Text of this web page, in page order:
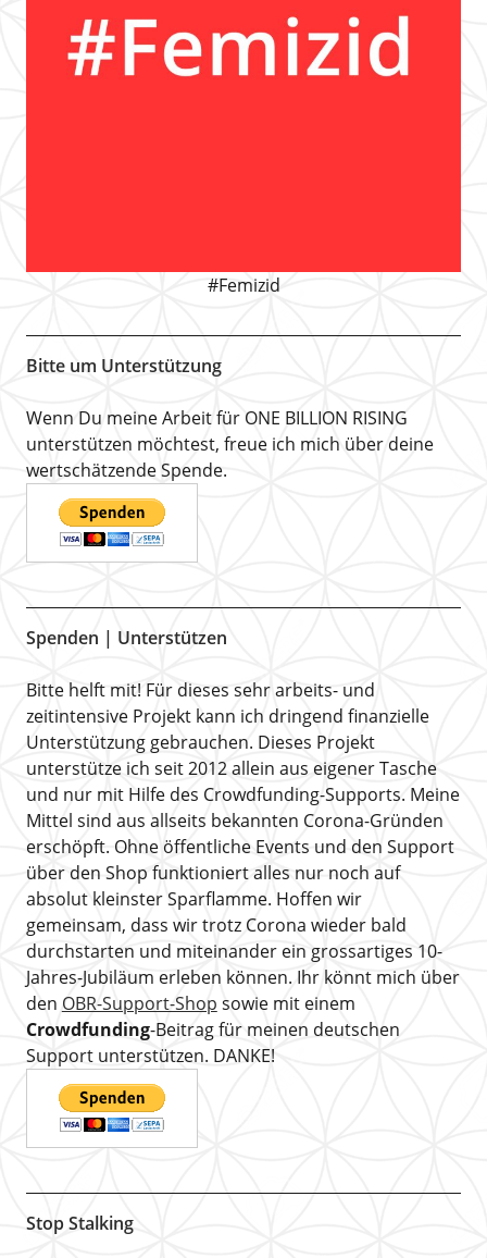
#Femizid
Bitte um Unterstützung
Wenn Du meine Arbeit für ONE BILLION RISING
unterstützen möchtest, freue ich mich über deine
wertschätzende Spende.
Spenden | Unterstützen
Bitte helft mit! Für dieses sehr arbeits- und
zeitintensive Projekt kann ich dringend finanzielle
Unterstützung gebrauchen. Dieses Projekt
unterstütze ich seit 2012 allein aus eigener Tasche
und nur mit Hilfe des Crowdfunding-Supports. Meine
Mittel sind aus allseits bekannten Corona-Gründen
erschöpft. Ohne öffentliche Events und den Support
über den Shop funktioniert alles nur noch auf
absolut kleinster Sparflamme. Hoffen wir
gemeinsam, dass wir trotz Corona wieder bald
durchstarten und miteinander ein grossartiges 10-
Jahres-Jubiläum erleben können. Ihr könnt mich über
den OBR-Support-Shop sowie mit einem
Crowdfunding-Beitrag für meinen deutschen
Support unterstützen. DANKE!
Stop Stalking